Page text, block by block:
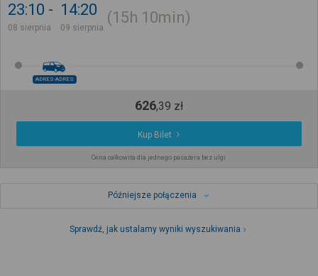
23:10
08 sierpnia
14:20
09 sierpnia
15h 10min
ADRES-ADRES
626,39 zł
Kup Bilet
Cena całkowita dla jednego pasażera bez ulgi
Późniejsze połączenia
Sprawdź, jak ustalamy wyniki wyszukiwania